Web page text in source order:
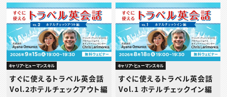
キャリア・ヒューマンスキル
すぐに使えるトラベル英会話
Vol.2ホテルチェックアウト編
キャリア・ヒューマンスキル
すぐに使えるトラベル英会話
Vol.1 ホテルチェックイン編